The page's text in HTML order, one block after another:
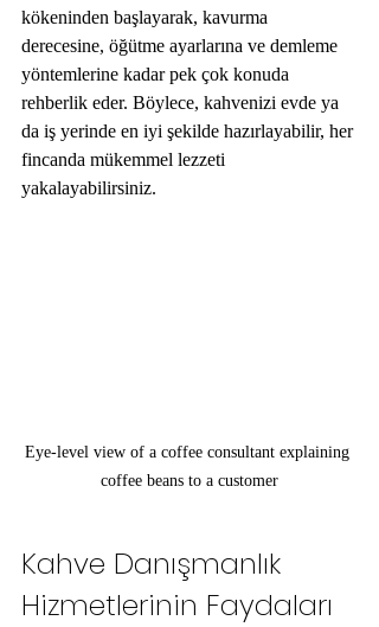
kökeninden başlayarak, kavurma
derecesine, öğütme ayarlarına ve demleme
yöntemlerine kadar pek çok konuda
rehberlik eder. Böylece, kahvenizi evde ya
da iş yerinde en iyi şekilde hazırlayabilir, her
fincanda mükemmel lezzeti
yakalayabilirsiniz.
Eye-level view of a coffee consultant explaining
coffee beans to a customer
Kahve Danışmanlık
Hizmetlerinin Faydaları